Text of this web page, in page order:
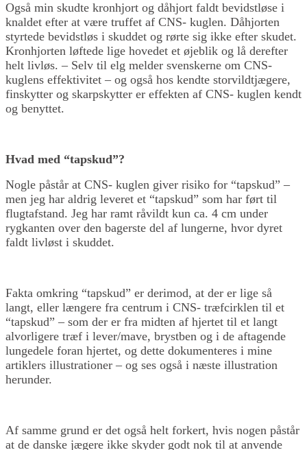
Også min skudte kronhjort og dåhjort faldt bevidstløse i
knaldet efter at være truffet af CNS- kuglen. Dåhjorten
styrtede bevidstløs i skuddet og rørte sig ikke efter skudet.
Kronhjorten løftede lige hovedet et øjeblik og lå derefter
helt livløs. – Selv til elg melder svenskerne om CNS-
kuglens effektivitet – og også hos kendte storvildtjægere,
finskytter og skarpskytter er effekten af CNS- kuglen kendt
og benyttet.
Hvad med “tapskud”?
Nogle påstår at CNS- kuglen giver risiko for “tapskud” –
men jeg har aldrig leveret et “tapskud” som har ført til
flugtafstand. Jeg har ramt råvildt kun ca. 4 cm under
rygkanten over den bagerste del af lungerne, hvor dyret
faldt livløst i skuddet.
Fakta omkring “tapskud” er derimod, at der er lige så
langt, eller længere fra centrum i CNS- træfcirklen til et
“tapskud” – som der er fra midten af hjertet til et langt
alvorligere træf i lever/mave, brystben og i de aftagende
lungedele foran hjertet, og dette dokumenteres i mine
artiklers illustrationer – og ses også i næste illustration
herunder.
Af samme grund er det også helt forkert, hvis nogen påstår
at de danske jægere ikke skyder godt nok til at anvende